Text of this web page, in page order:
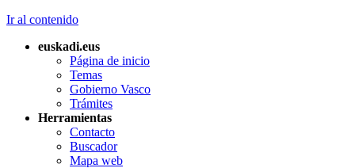
Ir al contenido
euskadi.eus
Página de inicio
Temas
Gobierno Vasco
Trámites
Herramientas
Contacto
Buscador
Mapa web